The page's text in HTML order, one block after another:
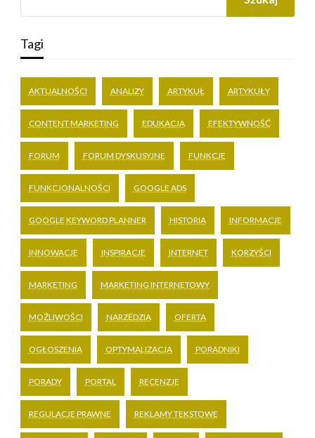
Tagi
AKTUALNOŚCI ANALIZY ARTYKUŁ ARTYKUŁY
CONTENT MARKETING EDUKACJA EFEKTYWNOŚĆ
FORUM FORUM DYSKUSYJNE FUNKCJE
FUNKCJONALNOŚCI GOOGLE ADS
GOOGLE KEYWORD PLANNER HISTORIA INFORMACJE
INNOWACJE INSPIRACJE INTERNET KORZYŚCI
MARKETING MARKETING INTERNETOWY
MOŻLIWOŚCI NARZĘDZIA OFERTA
OGŁOSZENIA OPTYMALIZACJA PORADNIKI
PORADY PORTAL RECENZJE
REGULACJE PRAWNE REKLAMY TEKSTOWE